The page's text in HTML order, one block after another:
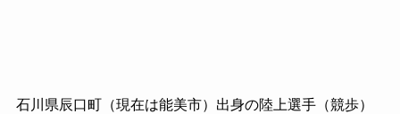
石川県辰口町（現在は能美市）出身の陸上選手（競歩）